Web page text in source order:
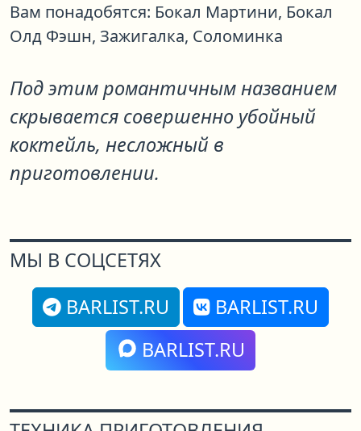
Вам понадобятся: Бокал Мартини, Бокал
Олд Фэшн, Зажигалка, Соломинка
Под этим романтичным названием
скрывается совершенно убойный
коктейль, несложный в
приготовлении.
МЫ В СОЦСЕТЯХ
BARLIST.RU
BARLIST.RU
BARLIST.RU